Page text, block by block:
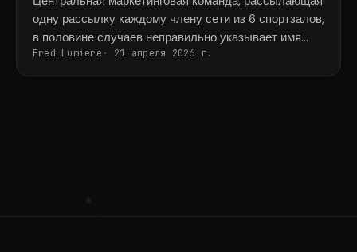
тренировок.
одну рассылку каждому члену сети из 6 спортзалов,
в половине случаев неправильно указывает имя
тренера и адрес спортзала.
Fred Lumiere 21 апреля 2026 г.